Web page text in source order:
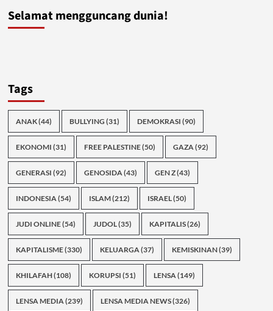
Selamat mengguncang dunia!
Tags
ANAK(44) BULLYING (31) DEMOKRASI (90)
EKONOMI (31) FREE PALESTINE(50) GAZA(92)
GENERASI (92) GENOSIDA(43) GEN Z(43)
INDONESIA(54) ISLAM(212) ISRAEL(50)
JUDI ONLINE(54) JUDOL(35) KAPITALIS(26)
KAPITALISME(330) KELUARGA(37) KEMISKINAN(39)
KHILAFAH(108) KORUPSI (51) LENSA(149)
LENSA MEDIA(239) LENSA MEDIA NEWS(326)